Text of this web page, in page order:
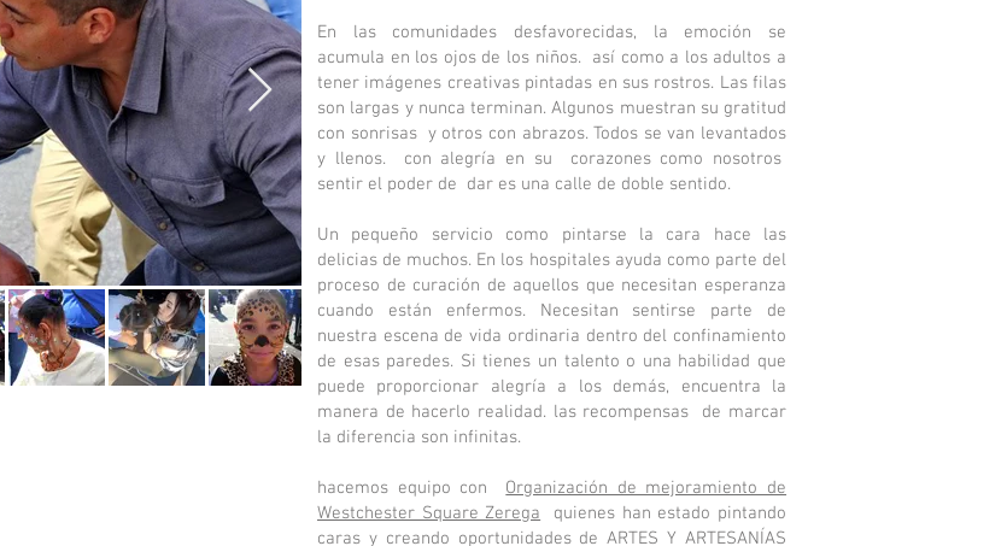
En las comunidades desfavorecidas, la emoción se
acumula en los ojos de los niños.
así como a los adultos a
tener imágenes creativas pintadas en sus rostros. Las filas
son largas y nunca terminan. Algunos muestran su gratitud
con sonrisas y otros con abrazos. Todos se van levantados
y llenos.
con alegría en su
corazones como nosotros
sentir el poder de dar es una calle de doble sentido.
Un pequeño servicio como pintarse la cara hace las
delicias de muchos. En los hospitales ayuda como parte del
proceso de curación de aquellos que necesitan esperanza
cuando están enfermos. Necesitan sentirse parte de
nuestra escena de vida ordinaria dentro del confinamiento
de esas paredes. Si tienes un talento o una habilidad que
puede proporcionar alegría a los demás, encuentra la
manera de hacerlo realidad. las recompensas
de marcar
la diferencia son infinitas.
hacemos equipo con
Organización de mejoramiento de
Westchester Square Zerega
quienes han estado pintando
caras y creando oportunidades de ARTES Y ARTESANÍAS